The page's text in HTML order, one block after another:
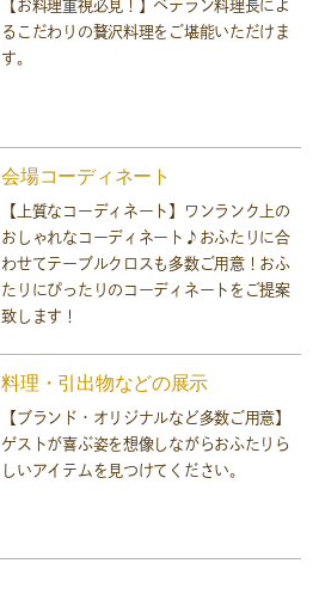
【お料理重視必見！】ベテラン料理長によ
るこだわりの贅沢料理をご堪能いただけま
す。
会場コーディネート
【上質なコーディネート】ワンランク上の
おしゃれなコーディネート♪おふたりに合
わせてテーブルクロスも多数ご用意！おふ
たりにぴったりのコーディネートをご提案
致します！
料理・引出物などの展示
【ブランド・オリジナルなど多数ご用意】
ゲストが喜ぶ姿を想像しながらおふたりら
しいアイテムを見つけてください。